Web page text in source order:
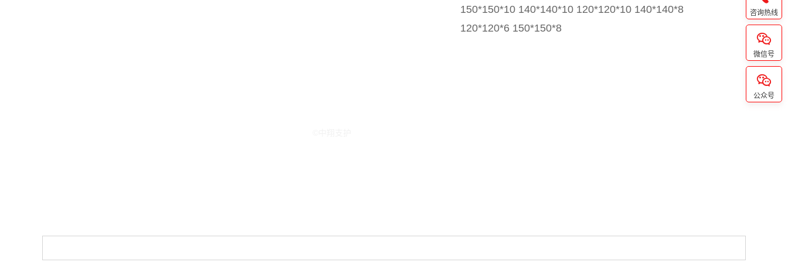
150*150*10 140*140*10 120*120*10 140*140*8
120*120*6 150*150*8
咨询热线

微信号

公众号